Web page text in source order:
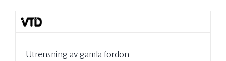
Utrensning av gamla fordon